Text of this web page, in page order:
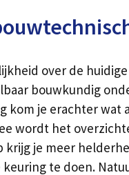
over de
bouwkundig
kom je erachter
wordt het
krijg je meer
keuring te doen.